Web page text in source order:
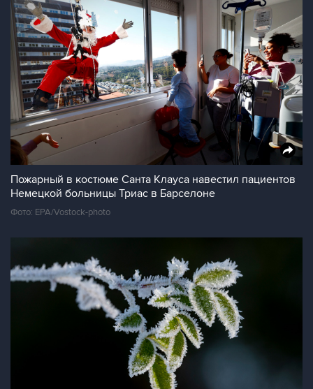
Пожарный в костюме Санта Клауса навестил пациентов
Немецкой больницы Триас в Барселоне
Фото: EPA/Vostock-photo